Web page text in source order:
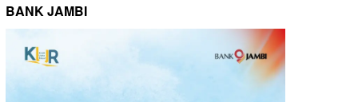
BANK JAMBI